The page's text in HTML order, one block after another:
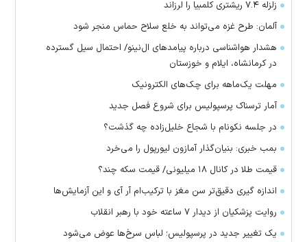
زلزله ۷.۴ ریشتری کلمبیا را لرزاند
آلمان: طرح غزه می‌تواند به خلع سلاح حماس منجر شود
هشدار هواشناسی درباره پیامد‌های ال‌نینو/ احتمال سیل گسترده
در کرمانشاه، ایلام و خوزستان
مهلت یک‌ماهه برای چک‌های الکترونیک
آمار ترسناک پرسپولیس برای شروع فصل جدید
در جلسه نکونام با شجاع خلیل‌زاده چه گذشت؟
بمب خبری: بنیان‌گذار آمازون لیورپول را می‌خرد
قیمت طلا در کانال ۱۸ میلیونی/ قیمت سکه چند؟
اندازه گیری دقیق‌تر سن مغز با ترکیب‌ام آر آی و این آزمایش‌ها
روایت پزشکیان از دیدار ۷ ساعته خود با رهبر انقلاب
یک تغییر جدید در پرسپولیس؛ لباس سرخ‌ها عوض می‌شود